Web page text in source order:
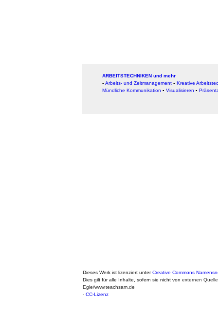
ARBEITSTECHNIKEN und mehr
▪ Arbeits- und Zeitmanagement ▪ Kreative
Mündliche Kommunikation ▪ Visualisieren ▪
Dieses Werk ist lizenziert unterCreative Commons
Dies gilt für alle Inhalte, sofern sie nicht von externen
Egle/www.teachsam.de
- CC-Lizenz